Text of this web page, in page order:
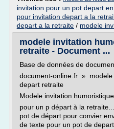
invitation pour un pot depart
pour invitation depart a la
depart a la retraite / modele
modele invitation
retraite - Document ...
Base de données de
document-online.fr » modele
depart retraite
Modele invitation
pour un p départ à la
pot de départ pour convier
de texte pour un pot de